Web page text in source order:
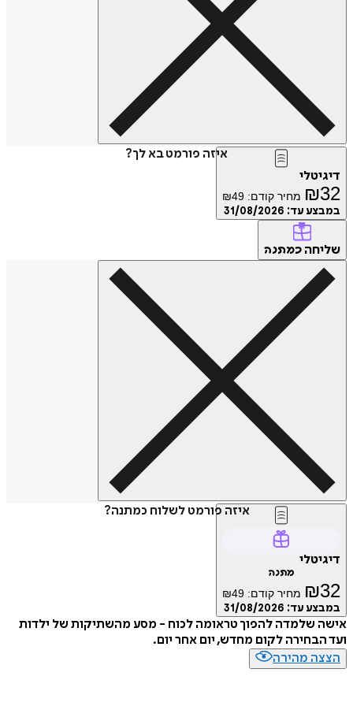
איזה פורמט בא לך?
₪ מחיר קודם: ₪49
עד:31/08/2026
כמתנה
איזה פורמט לשלוח כמתנה?
₪ מחיר קודם: ₪49
עד:31/08/2026
שלמדה להפוך טראומה לכוח - מסע מהשתיקות של ילדות
לקום מחדש, יום אחר יום.
מהירה